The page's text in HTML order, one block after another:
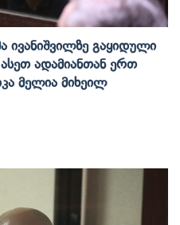
Გაყიდული
Ადამიანთან Ერთ
Მელია Მიხეილ